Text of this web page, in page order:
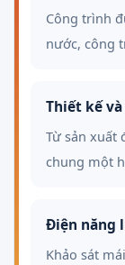
Công trình
nước, công
Thiết kế
Từ sản xuất
chung một
Điện năng
Khảo sát